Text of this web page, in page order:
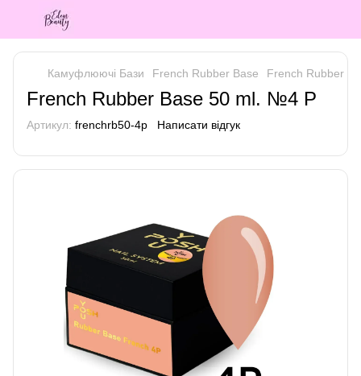
Камуфлюючі Бази French Rubber Base French Rubber
French Rubber Base 50 ml. №4 P
Артикул: frenchrb50-4p Написати відгук